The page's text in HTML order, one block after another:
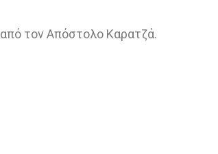
τον Απόστολο Καρατζά.